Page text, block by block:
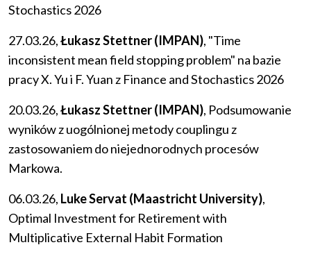
Stochastics 2026
27.03.26,Łukasz Stettner (IMPAN), "Time
inconsistent mean field stopping problem" na bazie
pracy X. Yu i F. Yuan z Finance and Stochastics 2026
20.03.26,Łukasz Stettner (IMPAN), Podsumowanie
wyników z uogólnionej metody couplingu z
zastosowaniem do niejednorodnych procesów
Markowa.
06.03.26, Luke Servat (Maastricht University),
Optimal Investment for Retirement with
Multiplicative External Habit Formation